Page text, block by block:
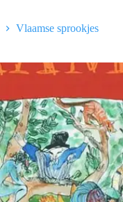
Vlaamse sprookjes